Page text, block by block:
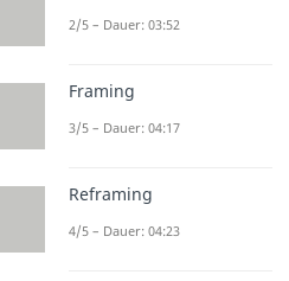
2/5 – Dauer: 03:52
Framing
3/5 – Dauer: 04:17
Reframing
4/5 – Dauer: 04:23